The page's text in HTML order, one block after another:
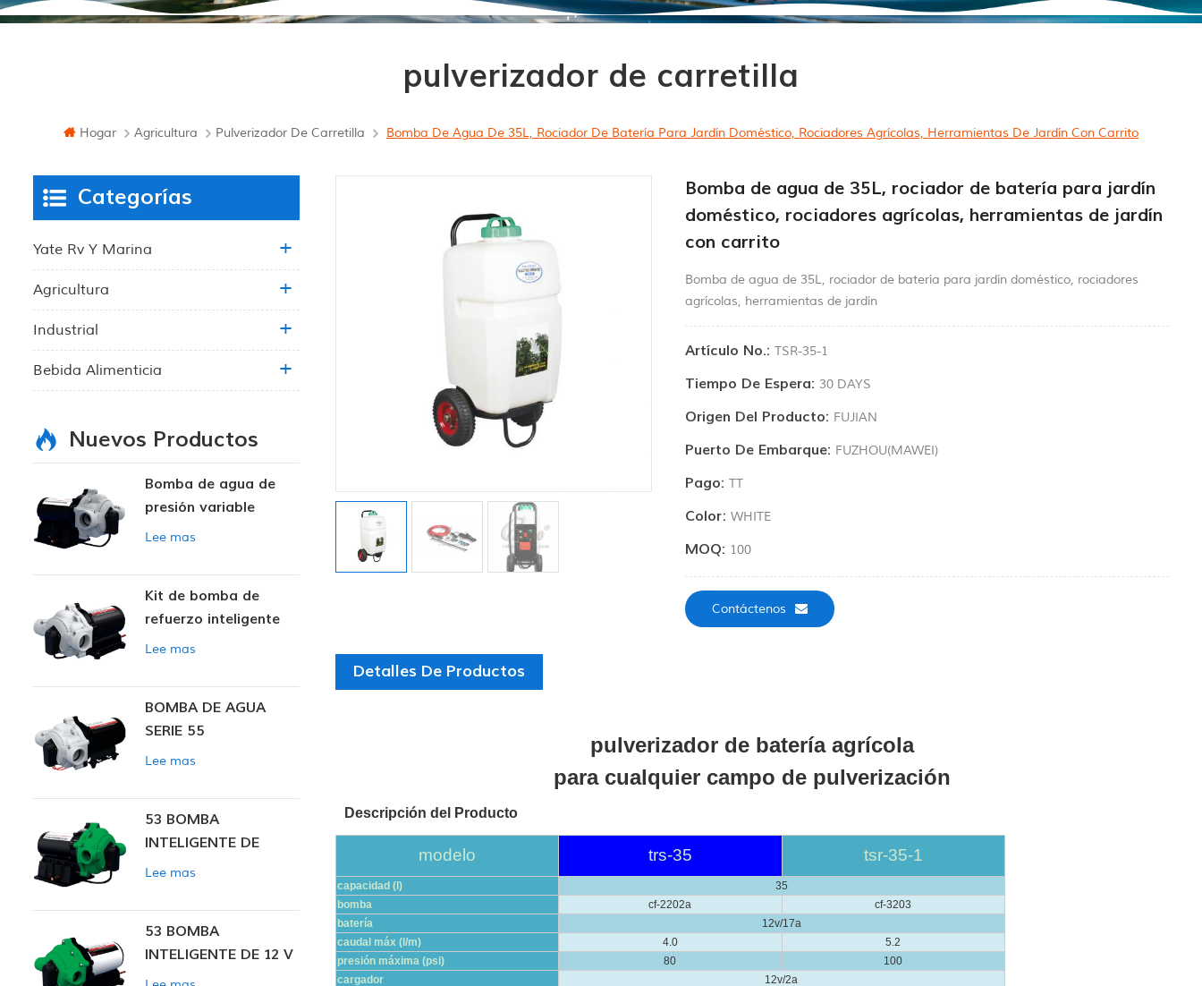
pulverizador de carretilla
Hogar Agricultura Pulverizador De Carretilla Bomba De Agua De 35L, Rociador De Batería Para Jardín Doméstico, Rociadores Agrícolas, Herramientas De Jardín Con Carrito
Bomba de agua de 35L, rociador de batería para jardín
doméstico, rociadores agrícolas, herramientas de jardín
con carrito
Bomba de agua de 35L, rociador de batería para jardín doméstico, rociadores
agrícolas, herramientas de jardín
Artículo No.: TSR-35-1
Tiempo De Espera: 30 DAYS
Origen Del Producto: FUJIAN
Puerto De Embarque: FUZHOU(MAWEI)
Pago: TT
Color: WHITE
MOQ: 100
Contáctenos
Detalles De Productos
pulverizador de batería agrícola
para cualquier campo de pulverización
Descripción del Producto
modelo trs-35 tsr-35-1
capacidad (l)
35
bomba
cf-2202a
cf-3203
batería
12v/17a
caudal máx (l/m)
4.0
5.2
presión máxima (psi)
80
100
cargador
12v/2a
Categorías
Yate Rv Y Marina
Agricultura
Industrial
Bebida Alimenticia
Nuevos Productos
Bomba de agua de
presión variable
inteligente
Lee mas
Kit de bomba de
refuerzo inteligente
Lee mas
BOMBA DE AGUA
SERIE 55
Lee mas
53 BOMBA
INTELIGENTE DE
PRESIÓN CONSTANTE
Lee mas
53 BOMBA
INTELIGENTE DE 12 V
CC DE PRESIÓN